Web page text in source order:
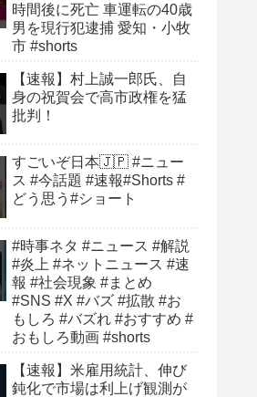
時間後に死亡 車運転の40歳
男を現行犯逮捕 愛知・小牧
市 #shorts
【速報】村上誠一郎氏、自
身の祝賀会で高市政権を猛
批判！
すごいぞ日本🇯🇵 #ニュー
ス #今話題 #速報#Shorts #
どう思う#ショート
#時事ネタ #ニュース #解説
#炎上 #ネットニュース #速
報 #社会現象 #まとめ
#SNS #X #バズ #拡散 #お
もしろ #バズれ #おすすめ #
おもしろ動画 #shorts
【速報】米雇用統計、伸び
鈍化で市場は利上げ観測が